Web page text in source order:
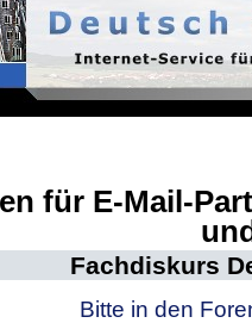
für E-Mail-
Fachdiskurs
Bitte in den